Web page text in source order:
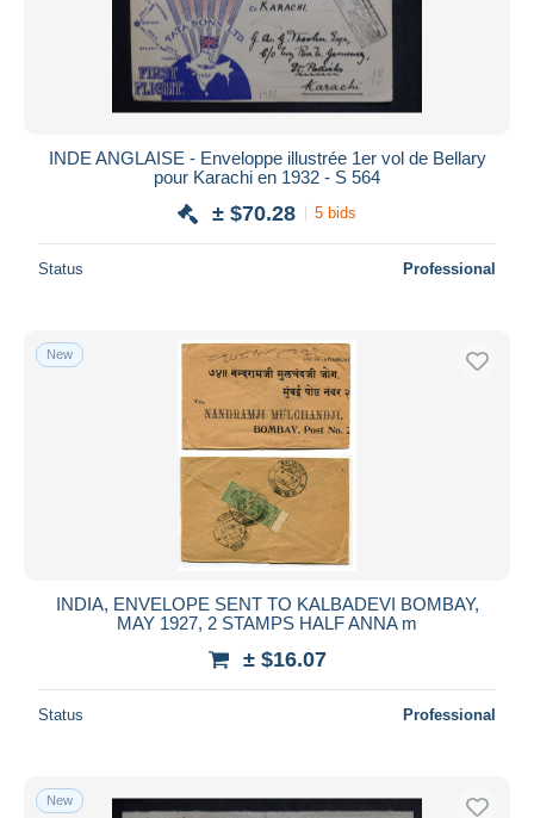
INDE ANGLAISE - Enveloppe illustrée 1er vol de Bellary
pour Karachi en 1932 - S 564
± $70.28 5 bids
Status Professional
New
INDIA, ENVELOPE SENT TO KALBADEVI BOMBAY,
MAY 1927, 2 STAMPS HALF ANNA m
± $16.07
Status Professional
New